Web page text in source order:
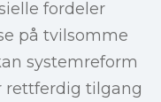
fordeler
på tvilsomme
systemreform
rettferdig tilgang